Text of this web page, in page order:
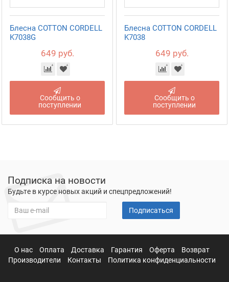
Блесна COTTON CORDELL
K7038G
649 руб.
Сообщить о
поступлении
Блесна COTTON CORDELL
K7038
649 руб.
Сообщить о
поступлении
Подписка на новости
Будьте в курсе новых акций и спецпредложений!
Подписаться
О нас Оплата Доставка Гарантия Оферта
Возврат
Производители
Контакты Политика конфиденциальности